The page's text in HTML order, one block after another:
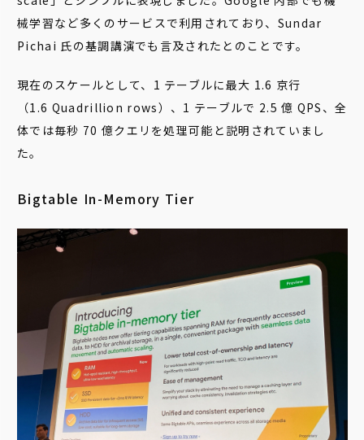
械学習など多くのサービスで利用されており、Sundar
Pichai 氏の基調講演でも言及されたとのことです。
現在のスケールとして、1 テーブルに最大 1.6 京行
（1.6 Quadrillion rows）、1 テーブルで 2.5 億 QPS、全
体では毎秒 70 億クエリを処理可能と説明されていまし
た。
Bigtable In-Memory Tier